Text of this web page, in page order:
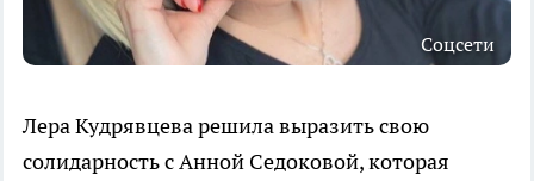
Соцсети
Лера Кудрявцева решила выразить свою
солидарность с Анной Седоковой, которая